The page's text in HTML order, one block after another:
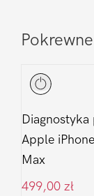
Apple
Max
499,00 zł